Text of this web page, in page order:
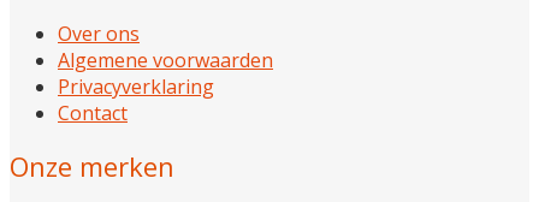
Over ons
Algemene voorwaarden
Privacyverklaring
Contact
Onze merken